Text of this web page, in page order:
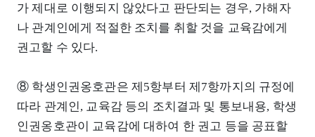
가 제대로 이행되지 않았다고 판단되는 경우, 가해자
나 관계인에게 적절한 조치를 취할 것을 교육감에게
권고할 수 있다.
⑧ 학생인권옹호관은 제5항부터 제7항까지의 규정에
따라 관계인, 교육감 등의 조치결과 및 통보내용, 학생
인권옹호관이 교육감에 대하여 한 권고 등을 공표할